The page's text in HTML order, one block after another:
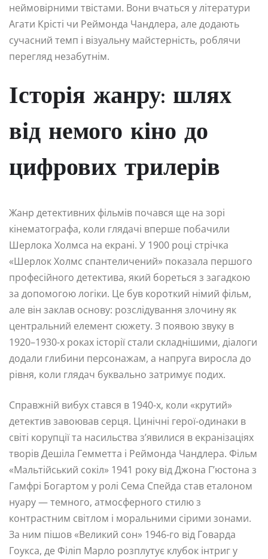
неймовірними твістами. Вони вчаться у літератури
Агати Крісті чи Реймонда Чандлера, але додають
сучасний темп і візуальну майстерність, роблячи
перегляд незабутнім.
Історія жанру: шлях
від немого кіно до
цифрових трилерів
Жанр детективних фільмів почався ще на зорі
кінематографа, коли глядачі вперше побачили
Шерлока Холмса на екрані. У 1900 році стрічка
«Шерлок Холмс спантеличений» показала першого
професійного детектива, який бореться з загадкою
за допомогою логіки. Це був короткий німий фільм,
але він заклав основу: розслідування злочину як
центральний елемент сюжету. З появою звуку в
1920–1930-х роках історії стали складнішими, діалоги
додали глибини персонажам, а напруга виросла до
рівня, коли глядач буквально затримує подих.
Справжній вибух стався в 1940-х, коли «крутий»
детектив завоював серця. Цинічні герої-одинаки в
світі корупції та насильства з’явилися в екранізаціях
творів Дешіла Гемметта і Реймонда Чандлера. Фільм
«Мальтійський сокіл» 1941 року від Джона Г’юстона з
Гамфрі Богартом у ролі Сема Спейда став еталоном
нуару — темного, атмосферного стилю з
контрастним світлом і моральними сірими зонами.
За ним пішов «Великий сон» 1946-го від Говарда
Гоукса, де Філіп Марло розплутує клубок інтриг у